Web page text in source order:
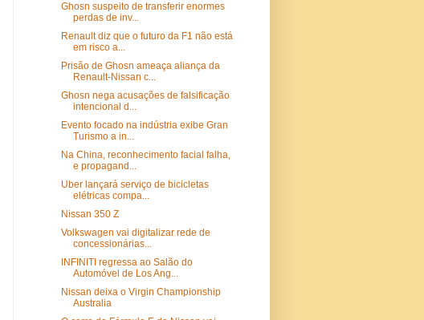
Ghosn suspeito de transferir enormes
perdas de inv...
Renault diz que o futuro da F1 não está
em risco a...
Prisão de Ghosn ameaça aliança da
Renault-Nissan c...
Ghosn nega acusações de falsificação
intencional d...
Evento focado na indústria exibe Gran
Turismo a in...
Na China, reconhecimento facial falha,
e propagand...
Uber lançará serviço de bicicletas
elétricas compa...
Nissan 350 Z
Volkswagen vai digitalizar rede de
concessionárias...
INFINITI regressa ao Salão do
Automóvel de Los Ang...
Nissan deixa o Virgin Championship
Australia